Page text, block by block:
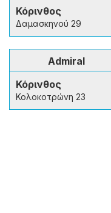
Κόρινθος
Δαμασκηνού 29
Admiral
Κόρινθος
Κολοκοτρώνη 23